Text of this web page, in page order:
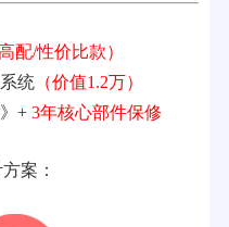
配/性价比款）
统（价值1.2万）
+ 3年核心部件保修
案：